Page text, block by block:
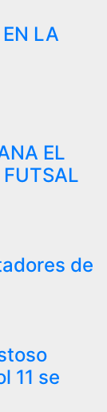
LA
EL
FUTSAL
de
11 se